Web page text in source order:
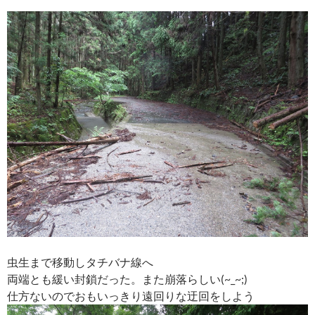
虫生まで移動しタチバナ線へ
両端とも緩い封鎖だった。また崩落らしい(~_~;)
仕方ないのでおもいっきり遠回りな迂回をしよう